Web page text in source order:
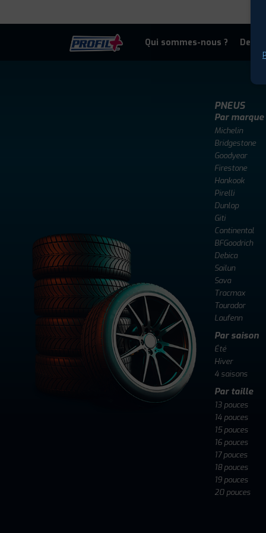
Qui sommes-nous ?
PNEUS
Par marque
Michelin
Bridgestone
Goodyear
Firestone
Hankook
Pirelli
Dunlop
Giti
Continental
BFGoodrich
Debica
Sailun
Sava
Tracmax
Tourador
Laufenn
Par saison
Été
Hiver
4 saisons
Par taille
13 pouces
14 pouces
15 pouces
16 pouces
17 pouces
18 pouces
19 pouces
20 pouces